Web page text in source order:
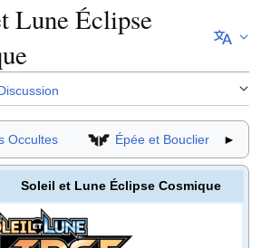
matières
Lune Éclipse
Occultes Épée et Bouclier ►
Soleil et Lune Éclipse Cosmique